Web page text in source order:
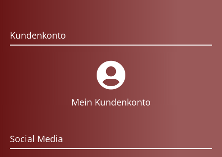
Kundenkonto
Mein Kundenkonto
Social Media